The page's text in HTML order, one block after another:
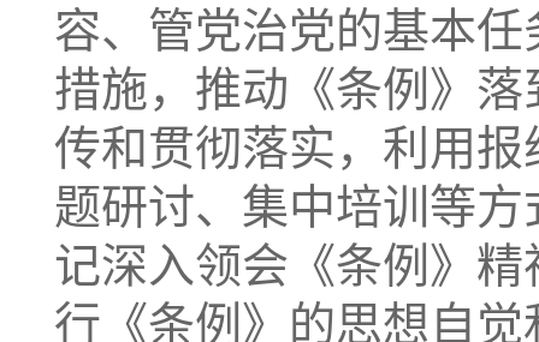
容、管党治党的基本
措施，推动《条例》
传和贯彻落实，利用
题研讨、集中培训等
记深入领会《条例》
行《条例》的思想自